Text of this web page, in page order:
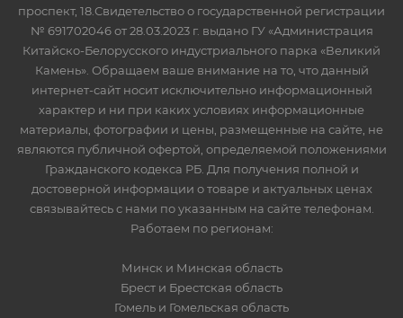
проспект, 18.Свидетельство о государственной регистрации
№ 691702046 от 28.03.2023 г. выдано ГУ «Администрация
Китайско-Белорусского индустриального парка «Великий
Камень». Обращаем ваше внимание на то, что данный
интернет-сайт носит исключительно информационный
характер и ни при каких условиях информационные
материалы, фотографии и цены, размещенные на сайте, не
являются публичной офертой, определяемой положениями
Гражданского кодекса РБ. Для получения полной и
достоверной информации о товаре и актуальных ценах
связывайтесь с нами по указанным на сайте телефонам.
Работаем по регионам:
Минск и Минская область
Брест и Брестская область
Гомель и Гомельская область